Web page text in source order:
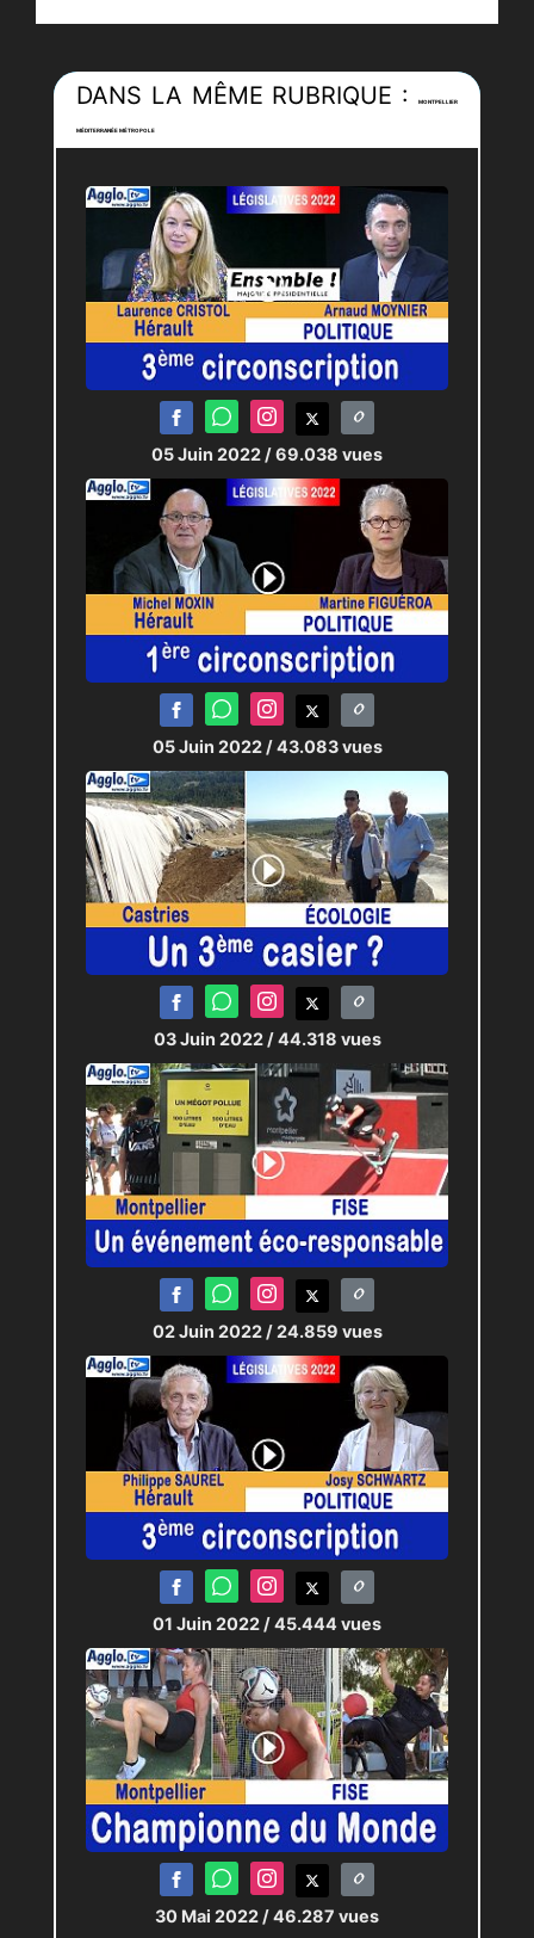
Loin de la promenade de santé, la
interventions des résidents et
l’insalubrité des immeubles ou
soulevés par des habitants fatigués
de ne pas se sentir écoutés.
JRI :Raphaëlle Chargois
Cadreur :Mickaël Becu
DANS LA MÊME RUBRIQUE : MONTPELLIER
MÉDITERRANÉE MÉTROPOLE
05 Juin 2022 / 69.038 vues
05 Juin 2022 / 43.083 vues
03 Juin 2022 / 44.318 vues
02 Juin 2022 / 24.859 vues
01 Juin 2022 / 45.444 vues
30 Mai 2022 / 46.287 vues